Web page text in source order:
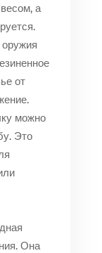
а
от
можно
Это
Она